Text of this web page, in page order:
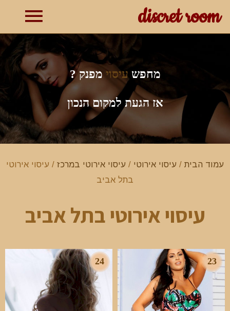
discret room
מחפש עיסוי מפנק ?
אז הגעת למקום הנכון
עמוד הבית / עיסוי אירוטי / עיסוי אירוטי במרכז / עיסוי אירוטי
בתל אביב
עיסוי אירוטי בתל אביב
23
24